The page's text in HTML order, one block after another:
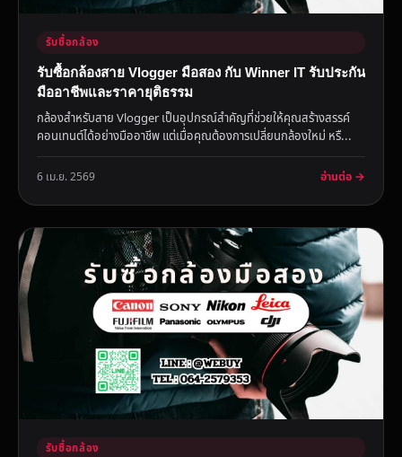
รับซื้อกล้อง
รับซื้อกล้องสาย Vlogger มือสอง กับ Winner IT รับประกัน
มืออาชีพและราคายุติธรรม
กล้องสำหรับสาย Vlogger เป็นอุปกรณ์สำคัญที่ช่วยให้คุณสร้างสรรค์
คอนเทนต์ได้อย่างมืออาชีพ แต่เมื่อคุณต้องการเปลี่ยนกล้องใหม่ หรื...
6 เม.ย. 2569 อ่านต่อ →
รับซื้อกล้อง